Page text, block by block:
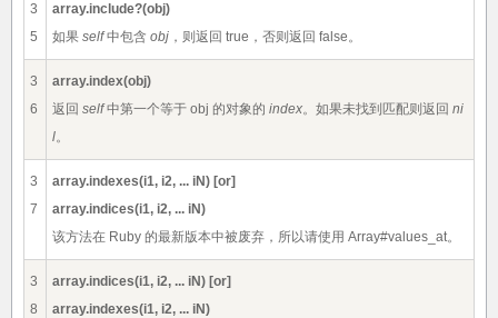
3
5
array.include?(obj)
如果 self中包含 obj ，则返回 true，否则返回 false。
3
6
array.index(obj)
返回 self中第一个等于 obj 的对象的 index。如果未找到匹配则返回 ni
l。
3
7
array.indexes(i1, i2, ... iN) [or]
array.indices(i1, i2, ... iN)
该方法在 Ruby 的最新版本中被废弃，所以请使用 Array#values_at。
3
8
array.indices(i1, i2, ... iN) [or]
array.indexes(i1, i2, ... iN)